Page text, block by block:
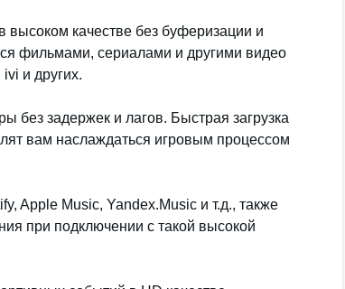
высоком качестве без буферизации и
фильмами, сериалами и другими видео
и других.
без задержек и лагов. Быстрая загрузка
вам наслаждаться игровым процессом
Apple Music, Yandex.Music и т.д., также
при подключении с такой высокой